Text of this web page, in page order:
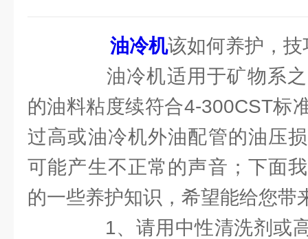
油冷机该如何养护，技
油冷机适用于矿物系之
的油料粘度续符合4-300CST标
过高或油冷机外油配管的油压
可能产生不正常的声音；下面
的一些养护知识，希望能给您带
1、请用中性清洗剂或高